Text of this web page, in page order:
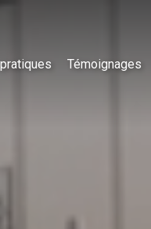
Témoignages